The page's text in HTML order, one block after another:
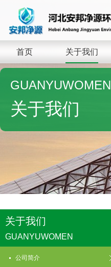
首页 关于我们
GUANYUWOMEN
关于我们
关于我们
GUANYUWOMEN
公司简介